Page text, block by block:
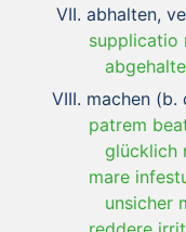
abhalten,
supplicatio
machen (b.
patrem
glücklich
mare
unsicher